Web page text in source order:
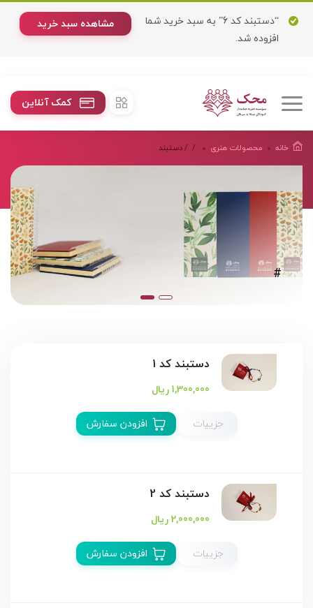
مشاهده سبد خرید
“دستبند كد 6” به سبد خرید شما
افزوده شد.
کمک آنلاین
خانه / محصولات هنرى / دستبند
#
دستبند كد 1
1,300,000 ریال
جزییات
افزودن سفارش
دستبند کد 2
2,000,000 ریال
جزییات
افزودن سفارش